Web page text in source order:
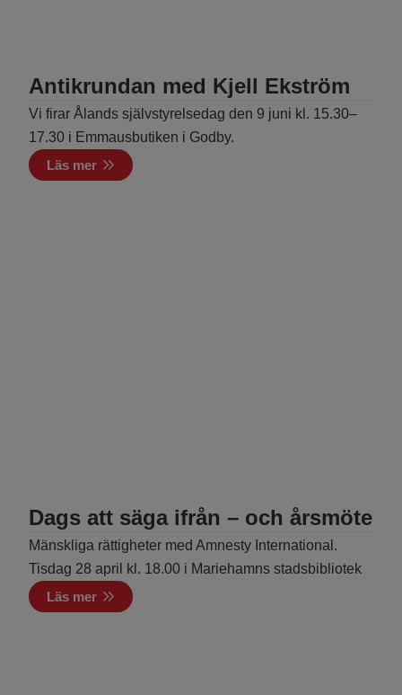
Antikrundan med Kjell Ekström
Vi firar Ålands självstyrelsedag den 9 juni kl. 15.30–
17.30 i Emmausbutiken i Godby.
Läs mer
Dags att säga ifrån – och årsmöte
Mänskliga rättigheter med Amnesty International.
Tisdag 28 april kl. 18.00 i Mariehamns stadsbibliotek
Läs mer